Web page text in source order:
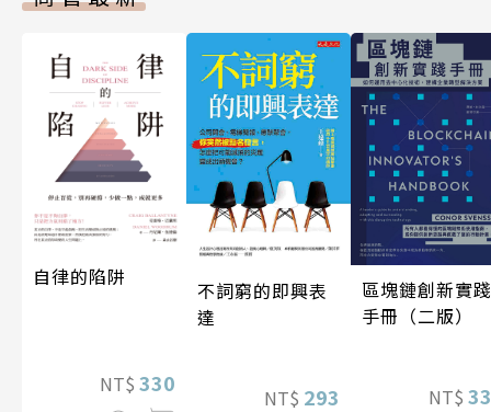
自律的陷阱
NT$ 330
不詞窮的即興表
達
NT$ 293
區塊鏈創新實踐
手冊（二版）
NT$